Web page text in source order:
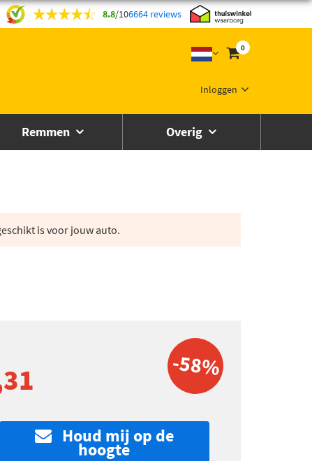
8.8/106664 reviews
0
Inloggen
Remmen Overig
is voor jouw auto.
-58%
Houd mij op de
hoogte